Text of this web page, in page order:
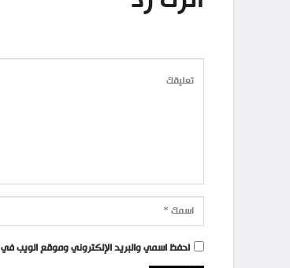
احفظ اسمي والبريد الإلكتروني وموقع الويب